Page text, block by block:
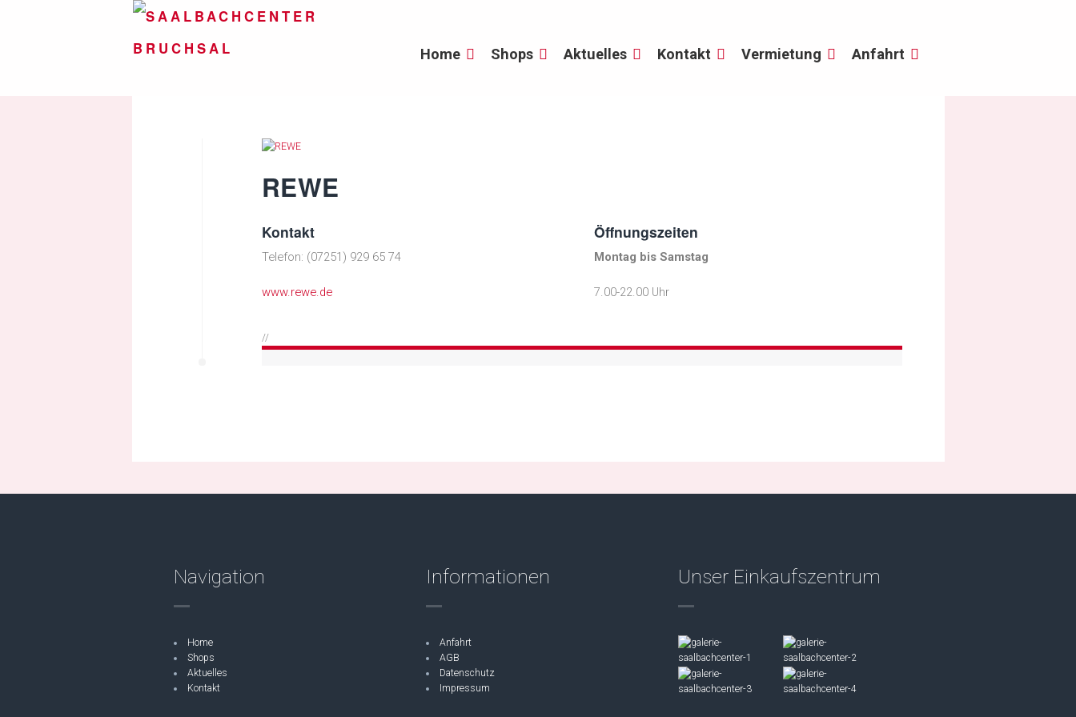
Home Shops Aktuelles Kontakt Vermietung Anfahrt
REWE
Kontakt
Telefon: (07251) 929 65 74
www.rewe.de
Öffnungszeiten
Montag bis Samstag
7.00-22.00 Uhr
//
Navigation
Home
Shops
Aktuelles
Kontakt
Informationen
Anfahrt
AGB
Datenschutz
Impressum
Unser Einkaufszentrum